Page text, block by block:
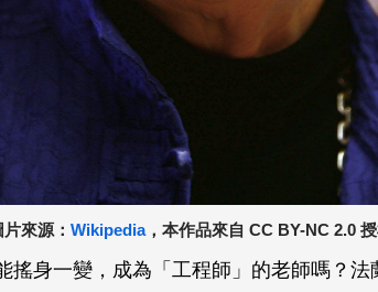
來源： Wikipedia，本作品來自 CC BY-NC 2.0
搖身一變，成為「工程師」的老師嗎？法